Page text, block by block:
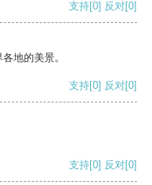
支持[0] 反对[0]
地的美景。
支持[0] 反对[0]
支持[0] 反对[0]